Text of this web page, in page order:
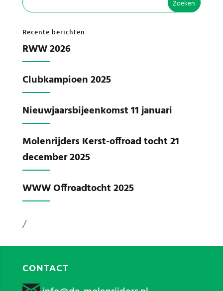
Recente berichten
RWW 2026
Clubkampioen 2025
Nieuwjaarsbijeenkomst 11 januari
Molenrijders Kerst-offroad tocht 21
december 2025
WWW Offroadtocht 2025
/
CONTACT